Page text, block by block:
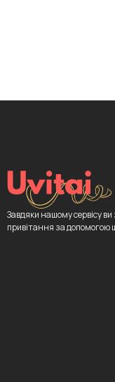
Завдяки нашому сервісу
привітання за допомогою